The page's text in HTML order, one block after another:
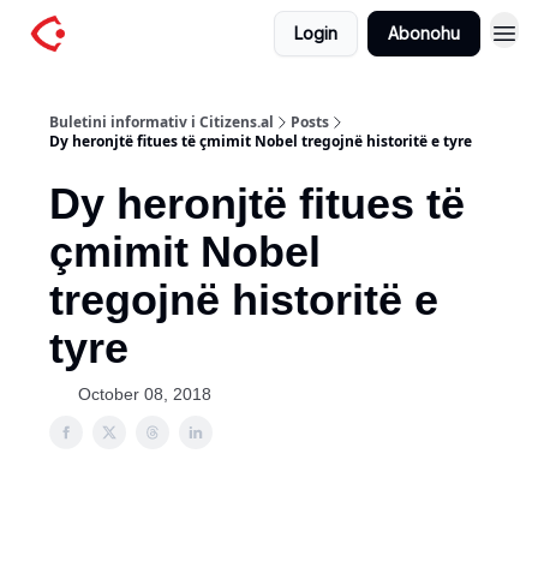
Login Abonohu
Buletini informativ i Citizens.al
Posts
Dy heronjtë fitues të çmimit Nobel tregojnë historitë e tyre
Dy heronjtë fitues të
çmimit Nobel
tregojnë historitë e
tyre
October 08, 2018